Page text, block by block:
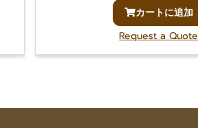
カートに追加
Request a Quote